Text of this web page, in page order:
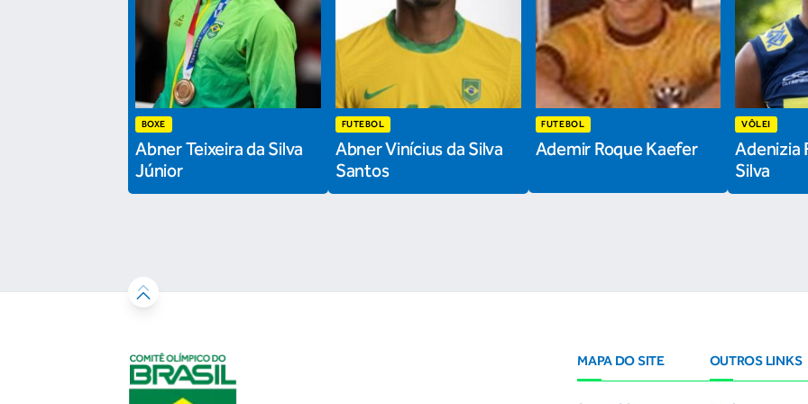
BOXE
Abner Teixeira da Silva
Júnior
FUTEBOL
Abner Vinícius da Silva
Santos
FUTEBOL
Ademir Roque Kaefer
VÔLEI
Adenizia
Silva
MAPA DO SITE OUTROS LINKS